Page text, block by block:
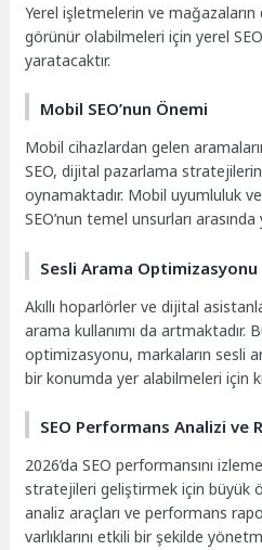
Yerel işletmelerin ve
görünür olabilmeleri için yerel
yaratacaktır.
Mobil SEO’nun Önemi
Mobil cihazlardan gelen
SEO, dijital pazarlama
oynamaktadır. Mobil uyumluluk
SEO’nun temel unsurları
Sesli Arama Optimizasyonu
Akıllı hoparlörler ve dijital
arama kullanımı da artmaktadır.
optimizasyonu, markaların sesli
bir konumda yer alabilmeleri için
SEO Performans Analizi ve
2026’da SEO performansını
stratejileri geliştirmek için büyük
analiz araçları ve performans
varlıklarını etkili bir şekilde